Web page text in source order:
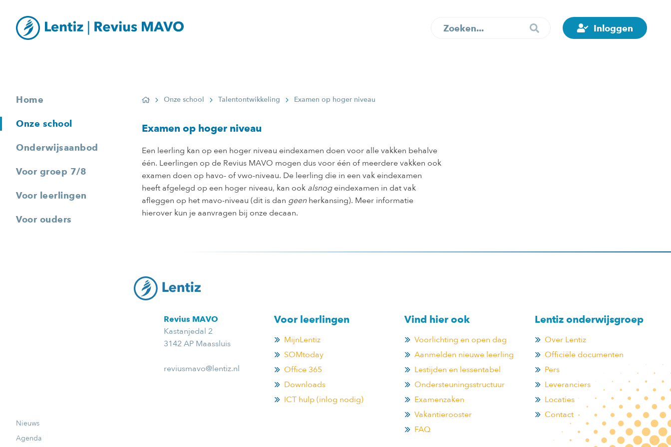
Inloggen
Home
Onze school
Onderwijsaanbod
Voor groep 7/8
Voor leerlingen
Voor ouders
Nieuws
Agenda
HomeOnze school Talentontwikkeling Examen op hoger niveau
Examen op hoger niveau
Een leerling kan op een hoger niveau eindexamen doen voor alle vakken behalve
één. Leerlingen op de Revius MAVO mogen dus voor één of meerdere vakken ook
examen doen op havo- of vwo-niveau. De leerling die in een vak eindexamen
heeft afgelegd op een hoger niveau, kan ook alsnogeindexamen in dat vak
afleggen op het mavo-niveau (dit is dan geenherkansing). Meer informatie
hierover kun je aanvragen bij onze decaan.
Revius MAVO
Kastanjedal 2
3142 AP Maassluis
reviusmavo@lentiz.nl
Voor leerlingen
MijnLentiz
SOMtoday
Office 365
Downloads
ICT hulp (inlog nodig)
Vind hier ook
Voorlichting en open dag
Aanmelden nieuwe leerling
Lestijden en lessentabel
Ondersteuningsstructuur
Examenzaken
Vakantierooster
FAQ
Lentiz onderwijsgroep
Over Lentiz
Officiële documenten
Pers
Leveranciers
Locaties
Contact